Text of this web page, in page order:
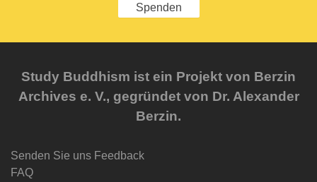
Spenden
Study Buddhism ist ein Projekt von Berzin
Archives e. V., gegründet von Dr. Alexander
Berzin.
Senden Sie uns Feedback
FAQ